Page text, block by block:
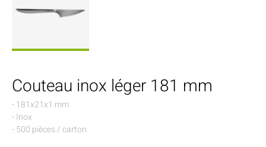
Couteau inox léger 181 mm
- 181x21x1 mm
- Inox
- 500 pièces / carton